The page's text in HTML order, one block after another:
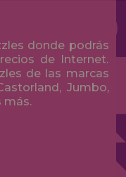
donde podrás
de Internet.
de las marcas
Jumbo,
más.